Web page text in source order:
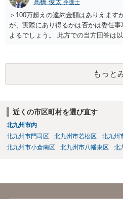
髙橋 俊太 弁護士
＞100万超えの違約金額はありえます
が、実際にあり得るかは否かは委任
よるでしょう。 此方での当方回答は
もっと
近くの市区町村を選び直す
北九州市内
北九州市門司区
北九州市若松区 北九州
北九州市小倉南区
北九州市八幡東区 北